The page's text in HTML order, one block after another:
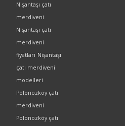
Nişantaşı çatı
merdiveni
Nişantaşı çatı
merdiveni
fiyatları Nişantaşı
çatı merdiveni
modelleri
Polonozköy çatı
merdiveni
Polonozköy çatı